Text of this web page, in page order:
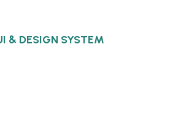
& DESIGN SYSTEM